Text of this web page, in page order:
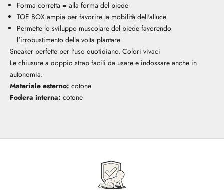
Forma corretta = alla forma del piede
TOE BOX ampia per favorire la mobilità dell'alluce
Permette lo sviluppo muscolare del piede favorendo
l'irrobustimento della volta plantare
Sneaker perfette per l'uso quotidiano. Colori vivaci
Le chiusure a doppio strap facili da usare e indossare anche in
autonomia.
Materiale esterno: cotone
Fodera interna: cotone